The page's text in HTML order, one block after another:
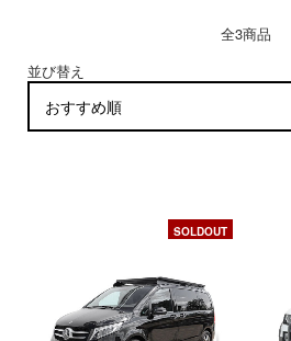
全3商品
並び替え
SOLDOUT